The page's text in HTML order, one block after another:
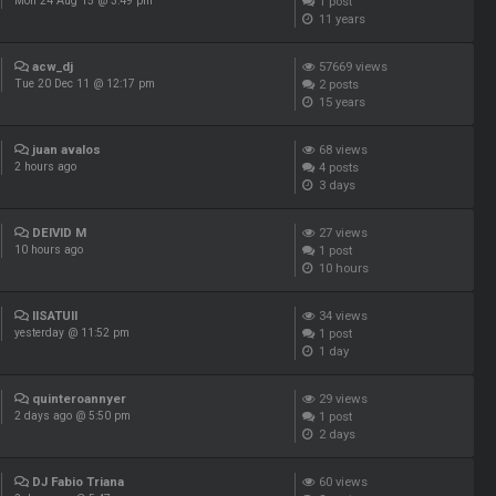
11 years
acw_dj
Tue 20 Dec 11 @ 12:17 pm
57669 views
2 posts
15 years
juan avalos
2 hours ago
68 views
4 posts
3 days
DEIVID M
10 hours ago
27 views
1 post
10 hours
IISATUII
yesterday @ 11:52 pm
34 views
1 post
1 day
quinteroannyer
2 days ago @ 5:50 pm
29 views
1 post
2 days
DJ Fabio Triana 60 views